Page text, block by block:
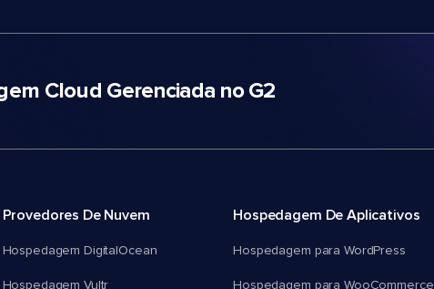
Cloud Gerenciada no G2
Provedores De Nuvem
Hospedagem DigitalOcean
Hospedagem Vultr
Hospedagem De Aplicativos
Hospedagem para WordPress
Hospedagem para WooCommerce